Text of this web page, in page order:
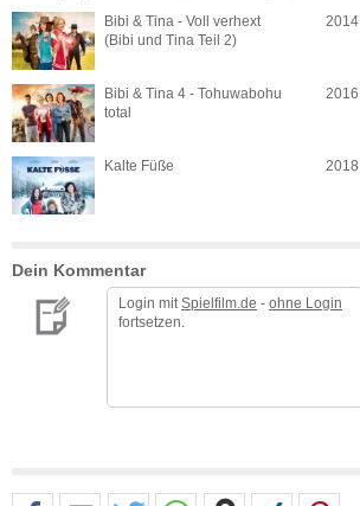
Bibi & Tina - Voll verhext
(Bibi und Tina Teil 2)
2014
Bibi & Tina 4 - Tohuwabohu
total
2016
Kalte Füße 2018
Dein Kommentar
Login mit Spielfilm.de - ohne Login
fortsetzen.